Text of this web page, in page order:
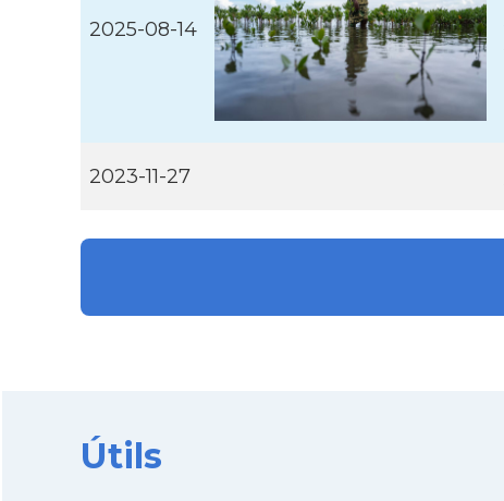
2025-08-14
2023-11-27
Útils